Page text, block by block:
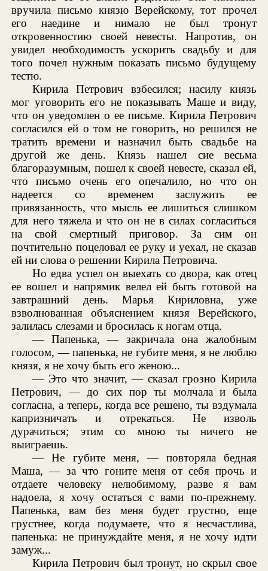
вручила письмо князю Верейскому, тот прочел
его наедине и нимало не был тронут
откровенностию своей невесты. Напротив, он
увидел необходимость ускорить свадьбу и для
того почел нужным показать письмо будущему
тестю.
Кирила Петрович взбесился; насилу князь
мог уговорить его не показывать Маше и виду,
что он уведомлен о ее письме. Кирила Петрович
согласился ей о том не говорить, но решился не
тратить времени и назначил быть свадьбе на
другой же день. Князь нашел сие весьма
благоразумным, пошел к своей невесте, сказал ей,
что письмо очень его опечалило, но что он
надеется со временем заслужить ее
привязанность, что мысль ее лишиться слишком
для него тяжела и что он не в силах согласиться
на свой смертный приговор. За сим он
почтительно поцеловал ее руку и уехал, не сказав
ей ни слова о решении Кирила Петровича.
Но едва успел он выехать со двора, как отец
ее вошел и напрямик велел ей быть готовой на
завтрашний день. Марья Кириловна, уже
взволнованная объяснением князя Верейского,
залилась слезами и бросилась к ногам отца.
— Папенька, — закричала она жалобным
голосом, — папенька, не губите меня, я не люблю
князя, я не хочу быть его женою...
— Это что значит, — сказал грозно Кирила
Петрович, — до сих пор ты молчала и была
согласна, а теперь, когда все решено, ты вздумала
капризничать и отрекаться. Не изволь
дурачиться; этим со мною ты ничего не
выиграешь.
— Не губите меня, — повторяла бедная
Маша, — за что гоните меня от себя прочь и
отдаете человеку нелюбимому, разве я вам
надоела, я хочу остаться с вами по-прежнему.
Папенька, вам без меня будет грустно, еще
грустнее, когда подумаете, что я несчастлива,
папенька: не принуждайте меня, я не хочу идти
замуж...
Кирила Петрович был тронут, но скрыл свое